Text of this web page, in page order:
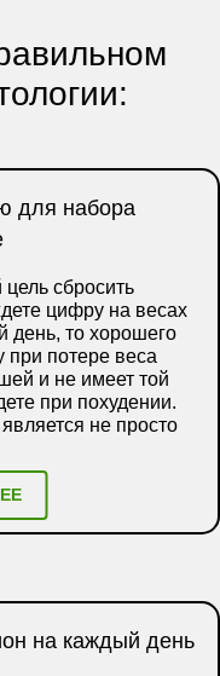
для набора
сбросить
цифру на весах
то хорошего
при потере веса
и не имеет той
при похудении.
не просто
на каждый день